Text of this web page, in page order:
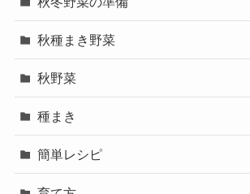
秋種まき野菜
秋野菜
種まき
簡単レシピ